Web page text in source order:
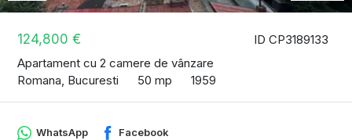
ID CP3189133
124,800 €
Apartament cu 2 camere de vânzare
Romana, Bucuresti
50 mp 1959
WhatsApp Facebook